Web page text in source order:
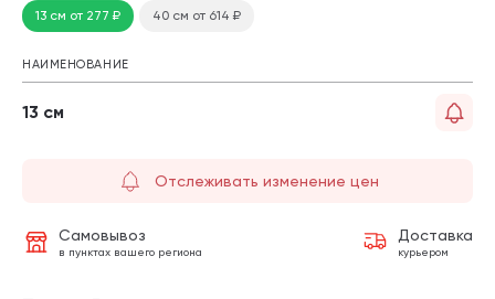
13 см от 277₽ 40 см от 614 ₽
НАИМЕНОВАНИЕ
13 см
Отслеживать изменение цен
Самовывоз
в пунктах вашего региона
Доставка
курьером